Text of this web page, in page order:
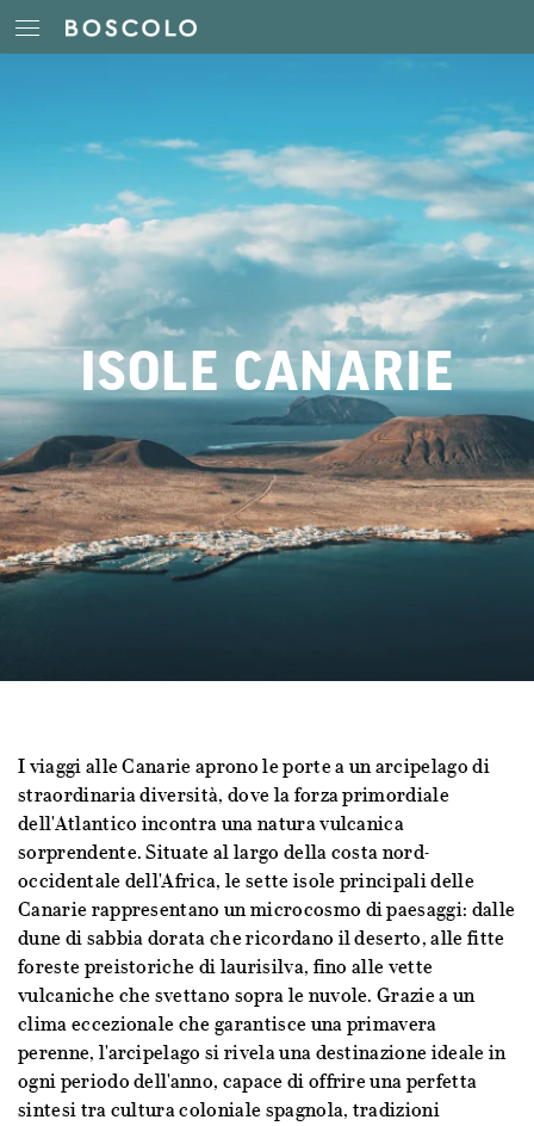
ISOLE CANARIE
I viaggi alle Canarie aprono le porte a un arcipelago di
straordinaria diversità, dove la forza primordiale
dell'Atlantico incontra una natura vulcanica
sorprendente. Situate al largo della costa nord-
occidentale dell'Africa, le sette isole principali delle
Canarie rappresentano un microcosmo di paesaggi: dalle
dune di sabbia dorata che ricordano il deserto, alle fitte
foreste preistoriche di laurisilva, fino alle vette
vulcaniche che svettano sopra le nuvole. Grazie a un
clima eccezionale che garantisce una primavera
perenne, l'arcipelago si rivela una destinazione ideale in
ogni periodo dell'anno, capace di offrire una perfetta
sintesi tra cultura coloniale spagnola, tradizioni